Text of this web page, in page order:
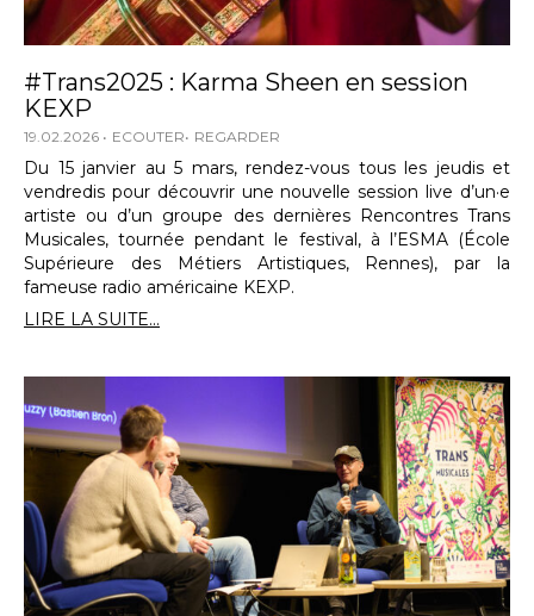
#Trans2025 : Karma Sheen en session
KEXP
19.02.2026 ECOUTER REGARDER
Du 15 janvier au 5 mars, rendez-vous tous les jeudis et
vendredis pour découvrir une nouvelle session live d’un·e
artiste ou d’un groupe des dernières Rencontres Trans
Musicales, tournée pendant le festival, à l’ESMA (École
Supérieure des Métiers Artistiques, Rennes), par la
fameuse radio américaine KEXP.
LIRE LA SUITE...